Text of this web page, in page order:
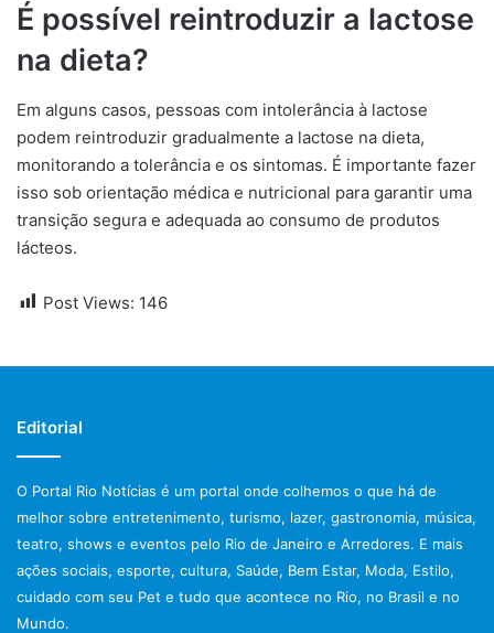
É possível reintroduzir a lactose
na dieta?
Em alguns casos, pessoas com intolerância à lactose
podem reintroduzir gradualmente a lactose na dieta,
monitorando a tolerância e os sintomas. É importante fazer
isso sob orientação médica e nutricional para garantir uma
transição segura e adequada ao consumo de produtos
lácteos.
Post Views: 146
Editorial
O Portal Rio Notícias é um portal onde colhemos o que há de
melhor sobre entretenimento, turismo, lazer, gastronomia, música,
teatro, shows e eventos pelo Rio de Janeiro e Arredores. E mais
ações sociais, esporte, cultura, Saúde, Bem Estar, Moda, Estilo,
cuidado com seu Pet e tudo que acontece no Rio, no Brasil e no
Mundo.